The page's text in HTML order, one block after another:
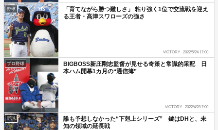
野球
「育てながら勝つ難しさ」 粘り強く1位で交流戦を迎え
る王者・高津スワローズの強さ
VICTORY 2022/5/24 17:00
プロ野球
BIGBOSS新庄剛志監督が見せる奇策と常識的采配 日
本ハム開幕1カ月の“通信簿”
VICTORY 2022/4/28 7:00
野球
誰も予想しなかった“下剋上シリーズ” 鍵はDHと、未
知の領域の延長戦